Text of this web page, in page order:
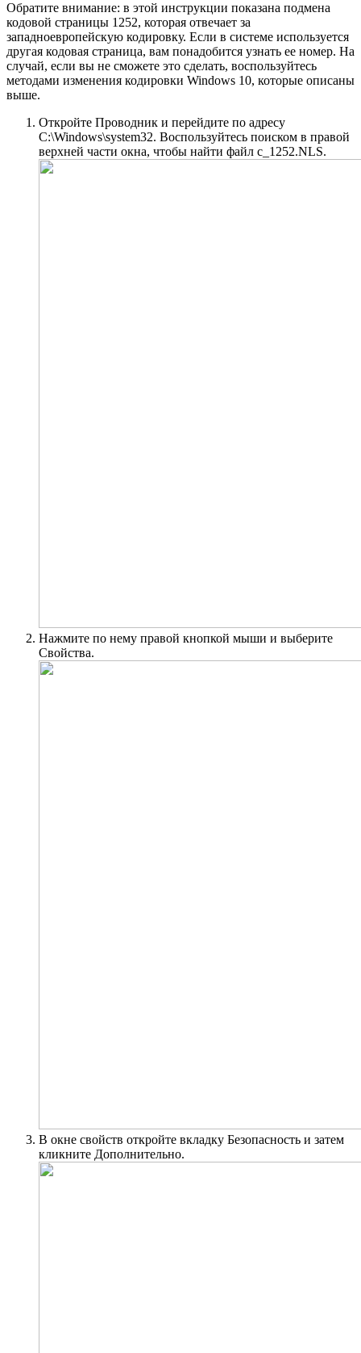
Обратите внимание: в этой инструкции показана подмена
кодовой страницы 1252, которая отвечает за
западноевропейскую кодировку. Если в системе используется
другая кодовая страница, вам понадобится узнать ее номер. На
случай, если вы не сможете это сделать, воспользуйтесь
методами изменения кодировки Windows 10, которые описаны
выше.
Откройте Проводник и перейдите по адресу
C:\Windows\system32. Воспользуйтесь поиском в правой
верхней части окна, чтобы найти файл c_1252.NLS.
Нажмите по нему правой кнопкой мыши и выберите
Свойства.
В окне свойств откройте вкладку Безопасность и затем
кликните Дополнительно.